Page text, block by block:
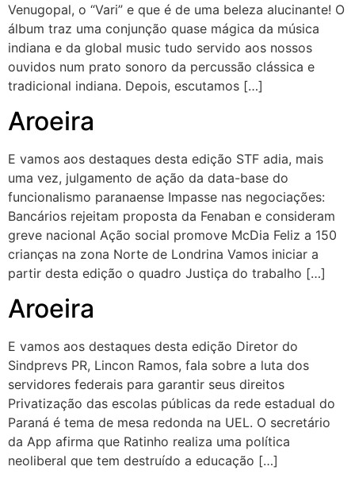
Venugopal, o “Vari” e que é de uma beleza alucinante! O
álbum traz uma conjunção quase mágica da música
indiana e da global music tudo servido aos nossos
ouvidos num prato sonoro da percussão clássica e
tradicional indiana. Depois, escutamos […]
Aroeira
E vamos aos destaques desta edição STF adia, mais
uma vez, julgamento de ação da data-base do
funcionalismo paranaense Impasse nas negociações:
Bancários rejeitam proposta da Fenaban e consideram
greve nacional Ação social promove McDia Feliz a 150
crianças na zona Norte de Londrina Vamos iniciar a
partir desta edição o quadro Justiça do trabalho […]
Aroeira
E vamos aos destaques desta edição Diretor do
Sindprevs PR, Lincon Ramos, fala sobre a luta dos
servidores federais para garantir seus direitos
Privatização das escolas públicas da rede estadual do
Paraná é tema de mesa redonda na UEL. O secretário
da App afirma que Ratinho realiza uma política
neoliberal que tem destruído a educação […]